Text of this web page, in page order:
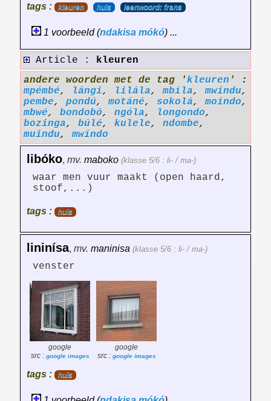
tags : kleuren huis leenwoord: frans
1 voorbeeld (ndakisa mókó) ...
Article : kleuren
andere woorden met de tag 'kleuren ' :
mpémbé, lángi, lilála,mbíla,mwindu,
pembe, pondú,motáné, sokolá,moíndo,
mbwé, bondobó, ngóla, longondo,
bozinga, búlé, kulele, ndombe,
muindu,mwíndo
libóko, mv. maboko (klasse 5/6 : li- / ma-)
waar men vuur maakt (open haard,
stoof,...)
tags : huis
lininísa, mv. maninisa (klasse 5/6 : li- / ma-)
venster
google
src : google images
google
src : google images
tags : huis